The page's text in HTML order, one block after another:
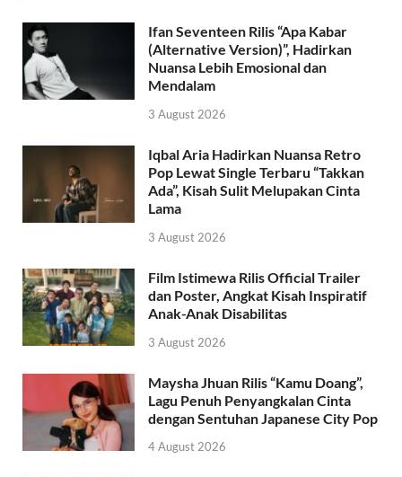
Ifan Seventeen Rilis “Apa Kabar
(Alternative Version)”, Hadirkan
Nuansa Lebih Emosional dan
Mendalam
3 August 2026
Iqbal Aria Hadirkan Nuansa Retro
Pop Lewat Single Terbaru “Takkan
Ada”, Kisah Sulit Melupakan Cinta
Lama
3 August 2026
Film Istimewa Rilis Official Trailer
dan Poster, Angkat Kisah Inspiratif
Anak-Anak Disabilitas
3 August 2026
Maysha Jhuan Rilis “Kamu Doang”,
Lagu Penuh Penyangkalan Cinta
dengan Sentuhan Japanese City Pop
4 August 2026